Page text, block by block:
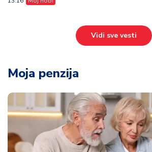
Vidi sve vesti
Moja penzija